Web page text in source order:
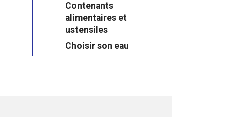
Contenants
alimentaires et
ustensiles
Choisir son eau